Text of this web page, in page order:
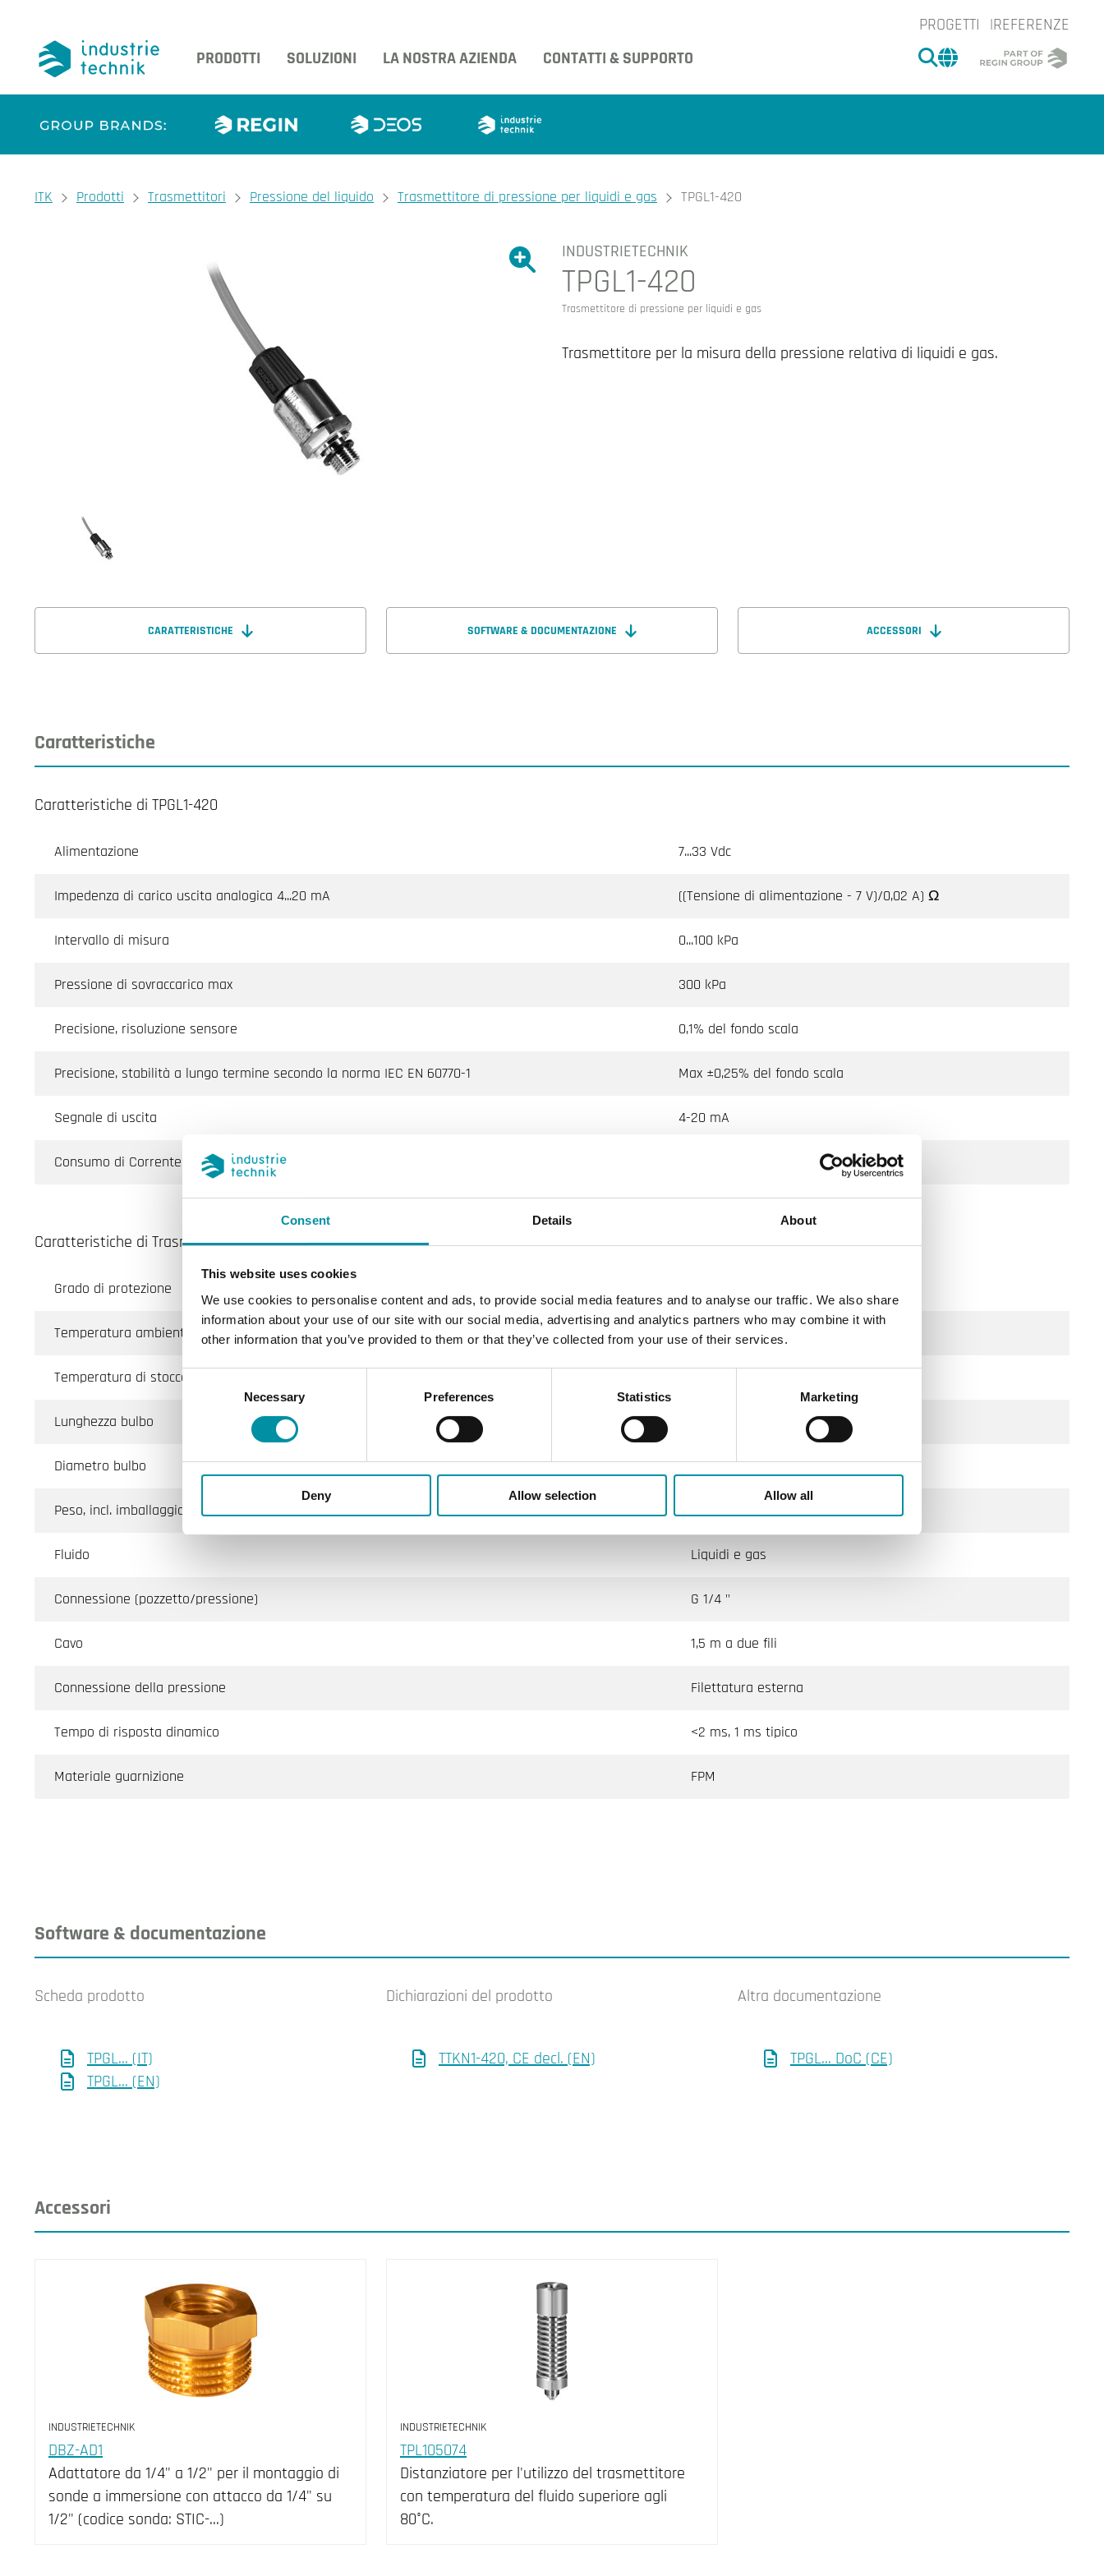
Consent Details About
This website uses cookies
We use cookies to personalise content and ads, to provide social media features and to analyse our traffic. We also share
information about your use of our site with our social media, advertising and analytics partners who may combine it with
other information that you’ve provided to them or that they’ve collected from your use of their services.
Consent
Necessary Preferences Statistics Marketing
Deny Allow selection Allow all
PROGETTI
REFERENZE
PRODOTTI
SOLUZIONI LA NOSTRA AZIENDA CONTATTI & SUPPORTO CERCA
CHANGE MARKET
You are here:
ITK Prodotti Trasmettitori Pressione del liquido Trasmettitore di pressione per liquidi e gas TPGL1-420
Ingrandire l'immagine.
Ingrandire l'immagine.
INDUSTRIETECHNIK
TPGL1-420
Trasmettitore di pressione per liquidi e gas
Trasmettitore per la misura della pressione relativa di liquidi e gas.
CARATTERISTICHE SOFTWARE & DOCUMENTAZIONE ACCESSORI
Caratteristiche
Caratteristiche di TPGL1-420
Alimentazione 7...33 Vdc
Impedenza di carico uscita analogica 4...20 mA ((Tensione di alimentazione - 7 V)/0,02 A) Ω
Intervallo di misura 0...100 kPa
Pressione di sovraccarico max 300 kPa
Precisione, risoluzione sensore 0,1% del fondo scala
Precisione, stabilità a lungo termine secondo la norma IEC EN 60770-1 Max ±0,25% del fondo scala
Segnale di uscita 4-20 mA
Consumo di Corrente
Caratteristiche di Trasmettitore di pressione per liquidi e gas
Grado di protezione
Temperatura ambiente -30…85 °C
Temperatura di stoccaggio
Lunghezza bulbo
Diametro bulbo 24 mm
Peso, incl. imballaggio 0.9 kg
Fluido Liquidi e gas
Connessione (pozzetto/pressione) G 1/4 "
Cavo 1,5 m a due fili
Connessione della pressione Filettatura esterna
Tempo di risposta dinamico <2 ms, 1 ms tipico
Materiale guarnizione FPM
Software & documentazione
Scheda prodotto
TPGL... (IT)
TPGL... (EN)
Dichiarazioni del prodotto
TTKN1-420, CE decl. (EN)
Altra documentazione
TPGL... DoC (CE)
Accessori
INDUSTRIETECHNIK
DBZ-AD1
Adattatore da 1/4" a 1/2" per il montaggio di
sonde a immersione con attacco da 1/4" su
1/2" (codice sonda: STIC-...)
INDUSTRIETECHNIK
TPL105074
Distanziatore per l'utilizzo del trasmettitore
con temperatura del fluido superiore agli
80°C.